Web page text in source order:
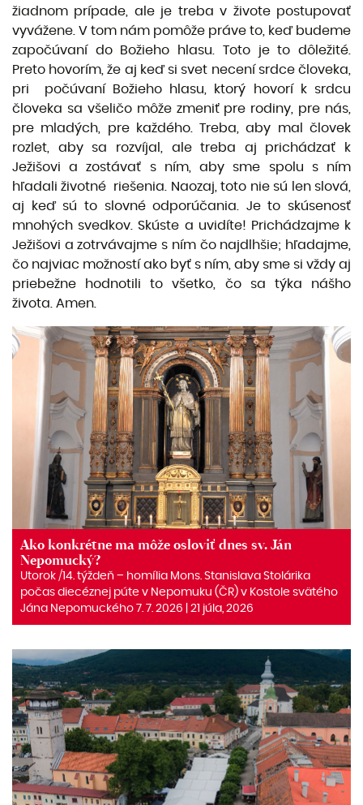
žiadnom prípade, ale je treba v živote postupovať
vyvážene. V tom nám pomôže práve to, keď budeme
započúvaní do Božieho hlasu. Toto je to dôležité.
Preto hovorím, že aj keď si svet necení srdce človeka,
pri počúvaní Božieho hlasu, ktorý hovorí k srdcu
človeka sa všeličo môže zmeniť pre rodiny, pre nás,
pre mladých, pre každého. Treba, aby mal človek
rozlet, aby sa rozvíjal, ale treba aj prichádzať k
Ježišovi a zostávať s ním, aby sme spolu s ním
hľadali životné riešenia. Naozaj, toto nie sú len slová,
aj keď sú to slovné odporúčania. Je to skúsenosť
mnohých svedkov. Skúste a uvidíte! Prichádzajme k
Ježišovi a zotrvávajme s ním čo najdlhšie; hľadajme,
čo najviac možností ako byť s ním, aby sme si vždy aj
priebežne hodnotili to všetko, čo sa týka nášho
života. Amen.
Ako konkrétne ma môže osloviť dnes sv. Ján
Nepomucký?
Utorok /14. týždeň – homília Mons. Stanislava Stolárika
počas diecéznej púte v Nepomuku (ČR) v Kostole svätého
Jána Nepomuckého 7. 7. 2026 | 21 júla, 2026